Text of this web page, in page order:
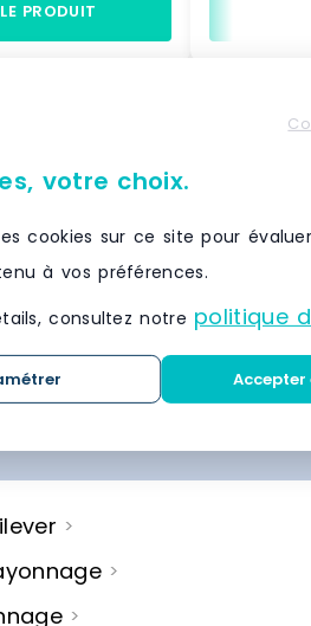
clipser sur
PRODUIT
de stockage et de
recevez des offres
meilleurs fournisseurs
de 24 heures.
un devis pour
produit
>
>
>
votre choix.
cookies sur ce site pour
à vos préférences.
consultez notre politique